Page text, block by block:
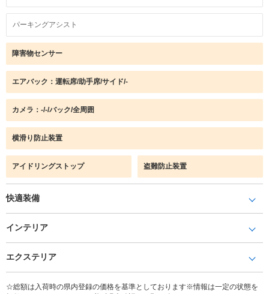
パーキングアシスト
障害物センサー
エアバック：運転席/助手席/サイド/-
カメラ：-/-/バック/全周囲
横滑り防止装置
アイドリングストップ 盗難防止装置
快適装備
インテリア
エクステリア
☆総額は入荷時の県内登録の価格を基準としております※情報は一定の状態を